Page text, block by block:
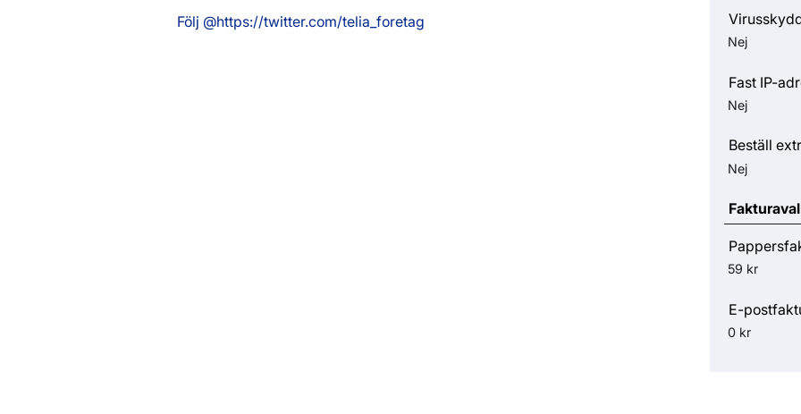
Följ @https://twitter.com/telia_foretag
Nej
Fast IP-
Nej
Beställ
Nej
Fakturaval
59 kr
E-
0 kr